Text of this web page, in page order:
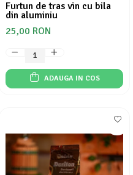
Furtun de tras vin cu bila
din aluminiu
25,00 RON
ADAUGA IN COS